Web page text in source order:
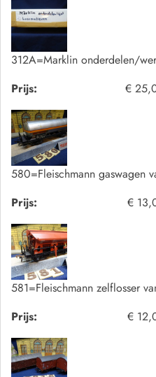
312A=Marklin onderdelen/
Prijs:
€
580=Fleischmann gaswagen
Prijs:
€
581=Fleischmann zelflosser
Prijs:
€